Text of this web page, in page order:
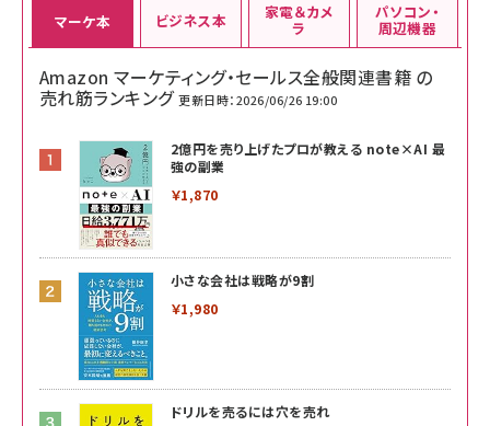
マーケ本
Amazon マーケティング・セールス全般関連書籍 の
売れ筋ランキング 更新日時：2026/06/26 19:00
2億円を売り上げたプロが教える note×AI 最
強の副業
￥1,870
小さな会社は戦略が9割
￥1,980
ドリルを売るには穴を売れ
ビジネス本 家電＆カメ
ラ
パソコン・
周辺機器